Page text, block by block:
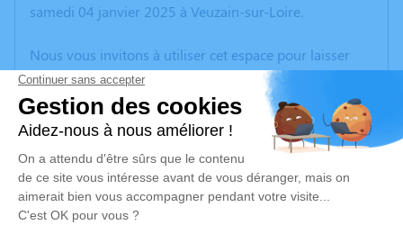
samedi 04 janvier 2025 à Veuzain-sur-Loire.
Nous vous invitons à utiliser cet espace pour laisser
vos condoléances, partager des photos souvenirs, une
anecdote ou exprimer vos pensées à travers des
poèmes ou des textes. Cet endroit est un lieu
d'expression dédié à honorer la mémoire de Maurice
BERNARD.
Un service de plantation d’arbre hommage est
disponible ici.